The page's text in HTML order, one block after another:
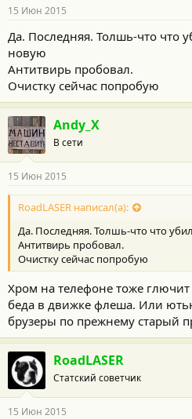
15 Июн 2015
Да. Последняя. Толшь-что что
новую
Антитвирь пробовал.
Очистку сейчас попробую
Andy_X
В сети
15 Июн 2015
RoadLASER написал(а):
Да. Последняя. Толшь-что что
Антитвирь пробовал.
Очистку сейчас попробую
Хром на телефоне тоже
беда в движке флеша. Или
брузеры по прежнему старый
RoadLASER
Статский советчик
15 Июн 2015